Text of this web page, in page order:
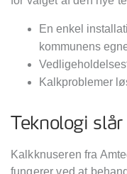
En enkel
kommunens
Kalkproblemer
Teknologi
Kalkknuseren fra